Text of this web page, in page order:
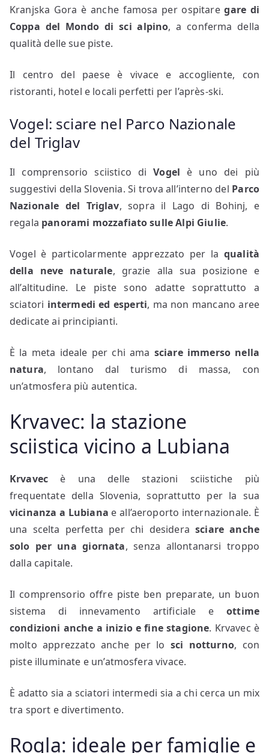
Kranjska Gora è anche famosa per ospitaregare di
Coppa del Mondo di sci alpino, a conferma della
qualità delle sue piste.
Il centro del paese è vivace e accogliente, con
ristoranti, hotel e locali perfetti per l’après-ski.
Vogel: sciare nel Parco Nazionale
del Triglav
Il comprensorio sciistico diVogel è uno dei più
suggestivi della Slovenia. Si trova all’interno del Parco
Nazionale del Triglav, sopra il Lago di Bohinj, e
regala panorami mozzafiato sulle Alpi Giulie.
Vogel è particolarmente apprezzato per la qualità
della neve naturale, grazie alla sua posizione e
all’altitudine. Le piste sono adatte soprattutto a
sciatori intermedi ed esperti, ma non mancano aree
dedicate ai principianti.
È la meta ideale per chi ama sciare immerso nella
natura, lontano dal turismo di massa, con
un’atmosfera più autentica.
Krvavec: la stazione
sciistica vicino a Lubiana
Krvavec è una delle stazioni sciistiche più
frequentate della Slovenia, soprattutto per la sua
vicinanza a Lubiana e all’aeroporto internazionale. È
una scelta perfetta per chi desiderasciare anche
solo per una giornata, senza allontanarsi troppo
dalla capitale.
Il comprensorio offre piste ben preparate, un buon
sistema di innevamento artificiale eottime
condizioni anche a inizio e fine stagione. Krvavec è
molto apprezzato anche per lo sci notturno, con
piste illuminate e un’atmosfera vivace.
È adatto sia a sciatori intermedi sia a chi cerca un mix
tra sport e divertimento.
Rogla: ideale per famiglie e